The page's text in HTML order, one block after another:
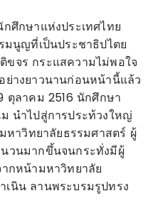
ศึกษาแห่งประเทศไทย
มนูญที่เป็นประชาธิปไตย
จร กระแสความไม่พอใจ
ย่างยาวนานก่อนหน้านี้แล้ว
ตุลาคม 2516 นักศึกษา
นำไปสู่การประท้วงใหญ่
หาวิทยาลัยธรรมศาสตร์ ผู้
นวนมากขึ้นจนกระทั่งมีผู้
กหน้ามหาวิทยาลัย
เนิน ลานพระบรมรูปทรง